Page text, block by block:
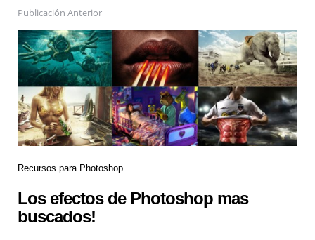
Publicación Anterior
Recursos para Photoshop
Los efectos de Photoshop mas
buscados!